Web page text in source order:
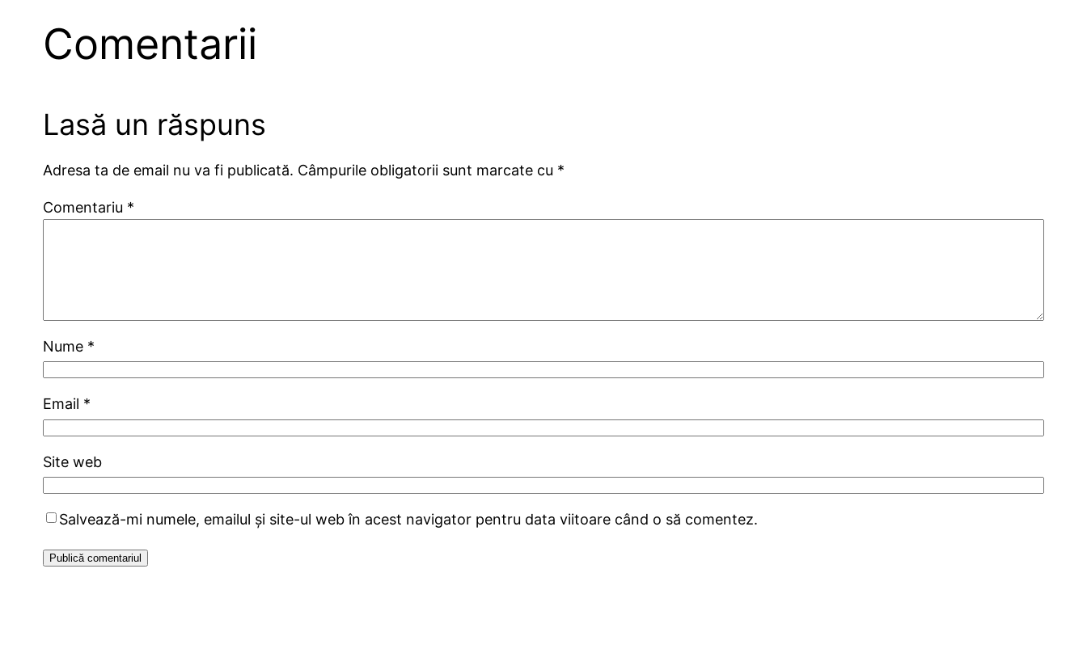
Comentarii
Lasă un răspuns
Adresa ta de email nu va fi publicată. Câmpurile obligatorii sunt marcate cu *
Comentariu *
Nume *
Email *
Site web
Salvează-mi numele, emailul și site-ul web în acest navigator pentru data viitoare când o să comentez.